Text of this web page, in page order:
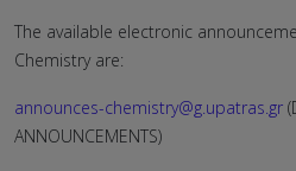
The available electronic
Chemistry are:
announces-chemistry@g.upatras.gr
ANNOUNCEMENTS)